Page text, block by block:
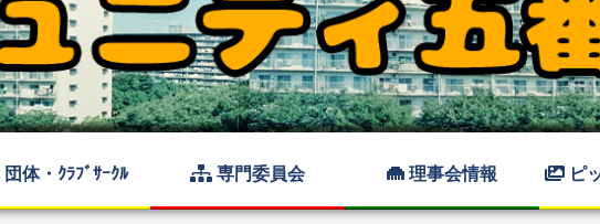
団体・ｸﾗﾌﾞｻｰｸﾙ 専門委員会 理事会情報 ピ